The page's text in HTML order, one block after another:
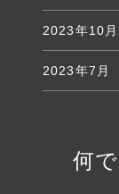
2023年10月
2023年7月
何